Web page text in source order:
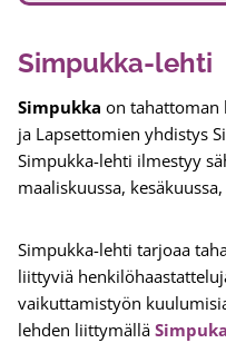
Simpukka-lehti
Simpukka on tahattoman
ja Lapsettomien yhdistys
Simpukka-lehti ilmestyy
maaliskuussa,
Simpukka-lehti tarjoaa
liittyviä
vaikuttamistyön
lehden liittymällä